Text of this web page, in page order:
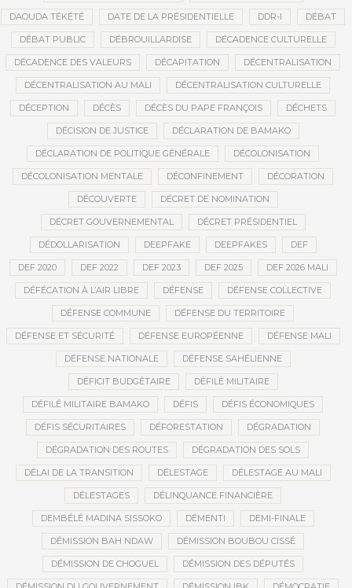
DAOUDA TÉKÉTÉ DATE DE LA PRÉSIDENTIELLE DDR-I DÉBAT
DÉBAT PUBLIC DÉBROUILLARDISE DÉCADENCE CULTURELLE
DÉCADENCE DES VALEURS DÉCAPITATION DÉCENTRALISATION
DÉCENTRALISATION AU MALI DÉCENTRALISATION CULTURELLE
DÉCEPTION DÉCÈS DÉCÈS DU PAPE FRANÇOIS DÉCHETS
DÉCISION DE JUSTICE DÉCLARATION DE BAMAKO
DÉCLARATION DE POLITIQUE GÉNÉRALE DÉCOLONISATION
DÉCOLONISATION MENTALE DÉCONFINEMENT DÉCORATION
DÉCOUVERTE DÉCRET DE NOMINATION
DÉCRET GOUVERNEMENTAL DÉCRET PRÉSIDENTIEL
DÉDOLLARISATION DEEPFAKE DEEPFAKES DEF
DEF 2020 DEF 2022 DEF 2023 DEF 2025 DEF 2026 MALI
DÉFÉCATION À L’AIR LIBRE DÉFENSE DÉFENSE COLLECTIVE
DÉFENSE COMMUNE DÉFENSE DU TERRITOIRE
DÉFENSE ET SÉCURITÉ DÉFENSE EUROPÉENNE DÉFENSE MALI
DÉFENSE NATIONALE DÉFENSE SAHÉLIENNE
DÉFICIT BUDGÉTAIRE DÉFILÉ MILITAIRE
DÉFILÉ MILITAIRE BAMAKO DÉFIS DÉFIS ÉCONOMIQUES
DÉFIS SÉCURITAIRES DÉFORESTATION DÉGRADATION
DÉGRADATION DES ROUTES DÉGRADATION DES SOLS
DÉLAI DE LA TRANSITION DÉLESTAGE DÉLESTAGE AU MALI
DÉLESTAGES DÉLINQUANCE FINANCIÈRE
DEMBÉLÉ MADINA SISSOKO DÉMENTI DEMI-FINALE
DÉMISSION BAH NDAW DÉMISSION BOUBOU CISSÉ
DÉMISSION DE CHOGUEL DÉMISSION DES DÉPUTÉS